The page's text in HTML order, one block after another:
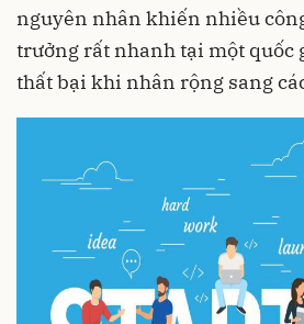
nguyên nhân khiến nhiều
trưởng rất nhanh tại một quốc
thất bại khi nhân rộng sang